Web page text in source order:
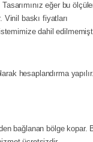
eğer bu
Vinil baskı fiyatları
dahil
hesaplandırma
bağlanan bölge kopar.